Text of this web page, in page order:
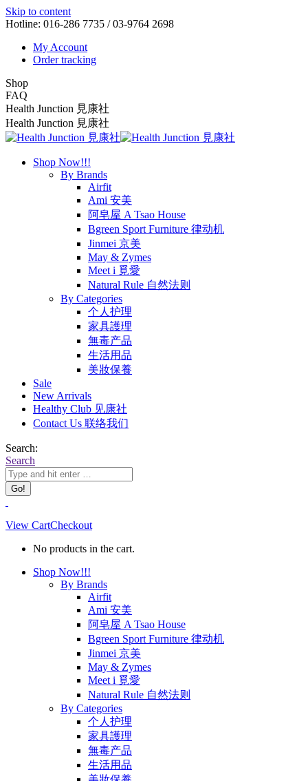
Skip to content
Hotline: 016-286 7735 / 03-9764 2698
My Account
Order tracking
Shop
FAQ
Health Junction 見康社
Health Junction 見康社
Shop Now!!!
By Brands
Airfit
Ami 安美
阿皂屋 A Tsao House
Bgreen Sport Furniture 律动机
Jinmei 京美
May & Zymes
Meet i 覓愛
Natural Rule 自然法则
By Categories
个人护理
家具護理
無毒产品
生活用品
美妝保養
Sale
New Arrivals
Healthy Club 见康社
Contact Us 联络我们
Search:
Search
View CartCheckout
No products in the cart.
Shop Now!!!
By Brands
Airfit
Ami 安美
阿皂屋 A Tsao House
Bgreen Sport Furniture 律动机
Jinmei 京美
May & Zymes
Meet i 覓愛
Natural Rule 自然法则
By Categories
个人护理
家具護理
無毒产品
生活用品